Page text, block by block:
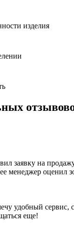
изделия
отзывов
заявку на
менеджер оценил
удобный сервис,
еще!